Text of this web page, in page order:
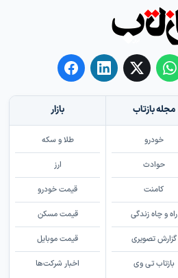
مجله بازتاب
خودرو
حوادث
کامنت
راه و چاه زندگی
گزارش تصویری
بازتاب تی وی
بازار
طلا و سکه
ارز
قیمت خودرو
قیمت مسکن
قیمت موبایل
اخبار شرکت‌ها